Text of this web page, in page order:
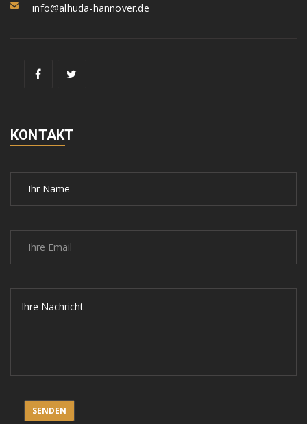
info@alhuda-hannover.de
KONTAKT